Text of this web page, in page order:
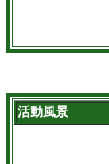
活動風景